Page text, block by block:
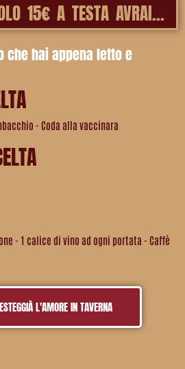
15€ A TESTA AVRAI...
hai appena letto e
- Coda alla vaccinara
- 1 calice di vino ad ogni portata - Caffè
L'AMORE IN TAVERNA